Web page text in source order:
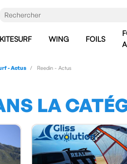
KITESURF WING FOILS
- Actus Reedin - Actus
LA